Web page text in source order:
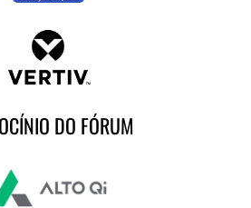
DO FÓRUM